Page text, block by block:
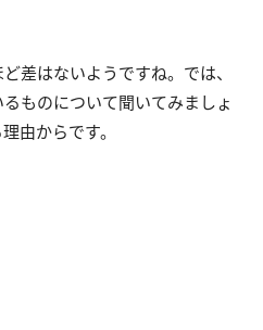
差はないようですね。では、
ものについて聞いてみましょ
由からです。